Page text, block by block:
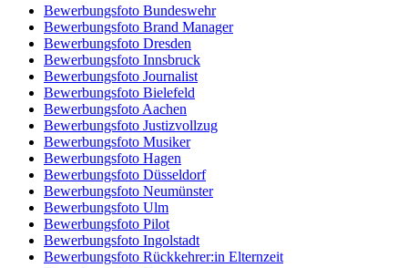
Bewerbungsfoto Bundeswehr
Bewerbungsfoto Brand Manager
Bewerbungsfoto Dresden
Bewerbungsfoto Innsbruck
Bewerbungsfoto Journalist
Bewerbungsfoto Bielefeld
Bewerbungsfoto Aachen
Bewerbungsfoto Justizvollzug
Bewerbungsfoto Musiker
Bewerbungsfoto Hagen
Bewerbungsfoto Düsseldorf
Bewerbungsfoto Neumünster
Bewerbungsfoto Ulm
Bewerbungsfoto Pilot
Bewerbungsfoto Ingolstadt
Bewerbungsfoto Rückkehrer:in Elternzeit